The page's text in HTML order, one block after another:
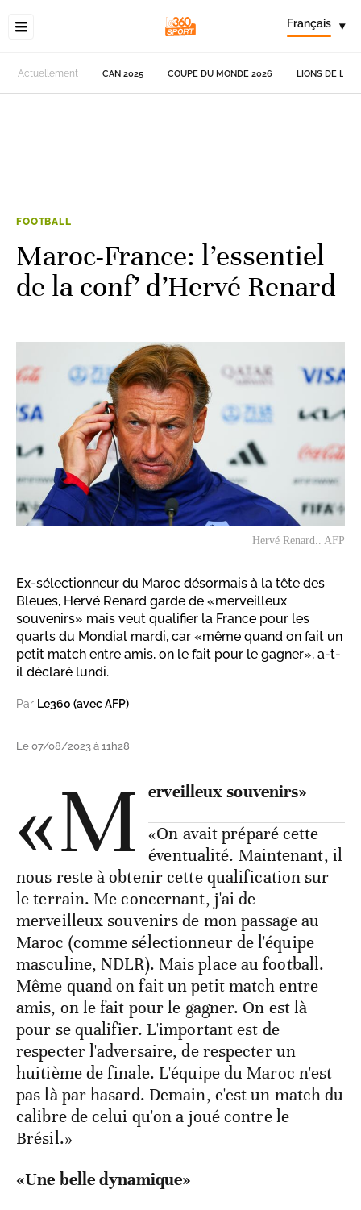
Français ▾
Actuellement CAN 2025 COUPE DU MONDE 2026 LIONS DE
FOOTBALL
Maroc-France: l’essentiel
de la conf’ d’Hervé Renard
Hervé Renard.. AFP
Ex-sélectionneur du Maroc désormais à la tête des
Bleues, Hervé Renard garde de «merveilleux
souvenirs» mais veut qualifier la France pour les
quarts du Mondial mardi, car «même quand on fait un
petit match entre amis, on le fait pour le gagner», a-t-
il déclaré lundi.
Par Le360 (avec AFP)
Le 07/08/2023 à 11h28
«M
erveilleux souvenirs»
«On avait préparé cette
éventualité. Maintenant, il
nous reste à obtenir cette qualification sur
le terrain. Me concernant, j'ai de
merveilleux souvenirs de mon passage au
Maroc (comme sélectionneur de l'équipe
masculine, NDLR). Mais place au football.
Même quand on fait un petit match entre
amis, on le fait pour le gagner. On est là
pour se qualifier. L'important est de
respecter l'adversaire, de respecter un
huitième de finale. L'équipe du Maroc n'est
pas là par hasard. Demain, c'est un match du
calibre de celui qu'on a joué contre le
Brésil.»
«Une belle dynamique»